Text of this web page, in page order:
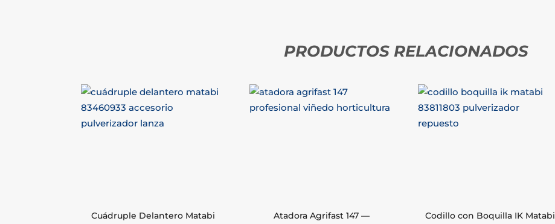
PRODUCTOS RELACIONADOS
Cuádruple Delantero Matabi
Atadora Agrifast 147 —
Codillo con Boquilla IK Matabi